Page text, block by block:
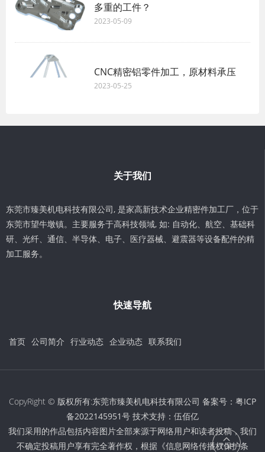
多重的工件？
2023-05-09
CNC精密铝零件加工，原材料承压
2023-05-25
关于我们
东莞市臻美机电科技有限公司, 是家高新技术企业精密件加工厂，位于
东莞市望牛墩镇。主要服务于高科技领域, 如: 自动化、航空、基础科
研、光纤、通信、半导体、电子、医疗器械、避震器等设备配件的精
加工服务。
快速导航
首页 公司简介 行业动态 企业动态 联系我们
CopyRight © 版权所有:东莞市臻美机电科技有限公司 备案号： 粤ICP
备2022145951号 技术支持： 伍佰亿
我们采用的作品包括内容图片全部来源于网络用户和读者投稿，我们
不确定投稿用户享有完全著作权，根据《信息网络传播权保护条